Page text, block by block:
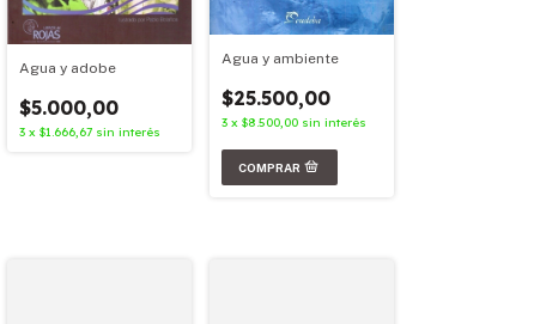
Agua y adobe
$5.000,00
3 x $1.666,67 sin interés
Agua y ambiente
$25.500,00
3 x $8.500,00 sin interés